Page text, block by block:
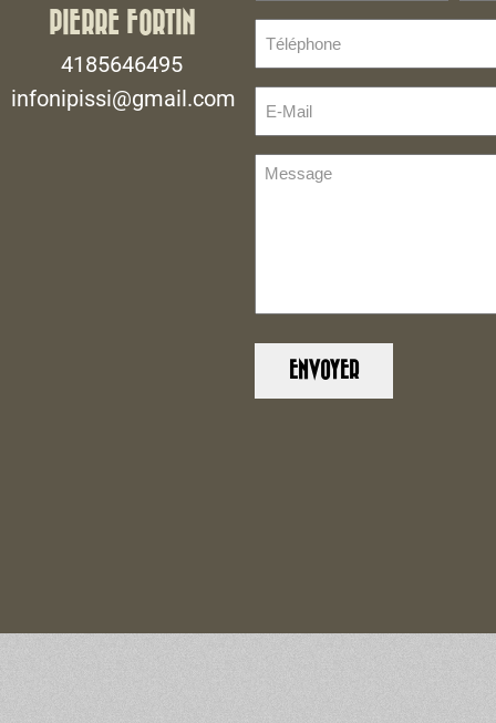
PIERRE FORTIN
4185646495
infonipissi@gmail.com
(Nécessaire)
Mail
Message